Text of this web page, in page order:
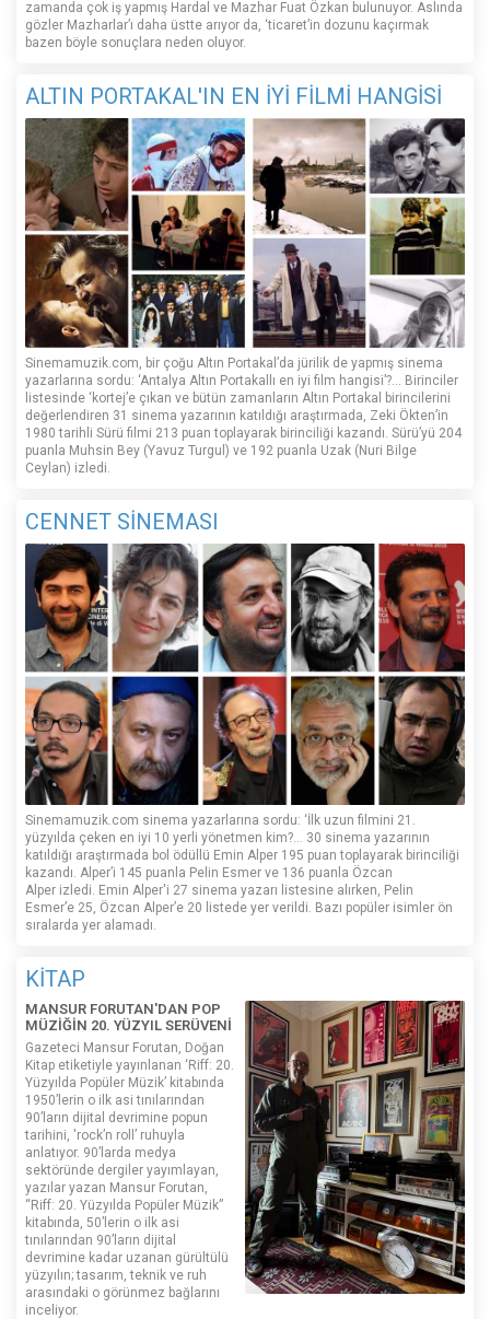
zamanda çok iş yapmış Hardal ve Mazhar Fuat Özkan bulunuyor. Aslında
gözler Mazharlar’ı daha üstte arıyor da, ‘ticaret’in dozunu kaçırmak
bazen böyle sonuçlara neden oluyor.
ALTIN PORTAKAL'IN EN İYİ FİLMİ HANGİSİ
Sinemamuzik.com, bir çoğu Altın Portakal’da jürilik de yapmış sinema
yazarlarına sordu: ‘Antalya Altın Portakallı en iyi film hangisi’?... Birinciler
listesinde ‘kortej’e çıkan ve bütün zamanların Altın Portakal birincilerini
değerlendiren 31 sinema yazarının katıldığı araştırmada, Zeki Ökten’in
1980 tarihli Sürü filmi 213 puan toplayarak birinciliği kazandı. Sürü’yü 204
puanla Muhsin Bey (Yavuz Turgul) ve 192 puanla Uzak (Nuri Bilge
Ceylan) izledi.
CENNET SİNEMASI
Sinemamuzik.com sinema yazarlarına sordu: ‘İlk uzun filmini 21.
yüzyılda çeken en iyi 10 yerli yönetmen kim?... 30 sinema yazarının
katıldığı araştırmada bol ödüllü Emin Alper 195 puan toplayarak birinciliği
kazandı. Alper’i 145 puanla Pelin Esmer ve 136 puanla Özcan
Alper izledi. Emin Alper'i 27 sinema yazarı listesine alırken, Pelin
Esmer’e 25, Özcan Alper’e 20 listede yer verildi. Bazı popüler isimler ön
sıralarda yer alamadı.
KİTAP
MANSUR FORUTAN'DAN POP
MÜZİĞİN 20. YÜZYIL SERÜVENİ
Gazeteci Mansur Forutan, Doğan
Kitap etiketiyle yayınlanan ‘Riff: 20.
Yüzyılda Popüler Müzik’ kitabında
1950’lerin o ilk asi tınılarından
90’ların dijital devrimine popun
tarihini, 'rock’n roll’ ruhuyla
anlatıyor. 90’larda medya
sektöründe dergiler yayımlayan,
yazılar yazan Mansur Forutan,
“Riff: 20. Yüzyılda Popüler Müzik”
kitabında, 50’lerin o ilk asi
tınılarından 90’ların dijital
devrimine kadar uzanan gürültülü
yüzyılın; tasarım, teknik ve ruh
arasındaki o görünmez bağlarını
inceliyor.